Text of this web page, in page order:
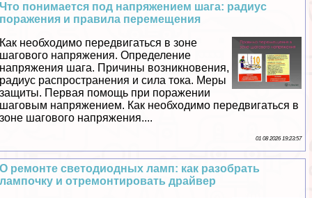
Что понимается под напряжением шага: радиус
поражения и правила перемещения
Как необходимо передвигаться в зоне
шагового напряжения. Определение
напряжения шага. Причины возникновения,
радиус распространения и сила тока. Меры
защиты. Первая помощь при поражении
шаговым напряжением. Как необходимо передвигаться в
зоне шагового напряжения....
01 08 2026 19:23:57
О ремонте светодиодных ламп: как разобрать
лампочку и отремонтировать драйвер